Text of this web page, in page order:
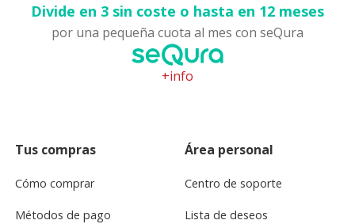
Divide en 3 sin coste o hasta en 12 meses
por una pequeña cuota al mes con seQura
+info
Tus compras
Cómo comprar
Métodos de pago
Área personal
Centro de soporte
Lista de deseos